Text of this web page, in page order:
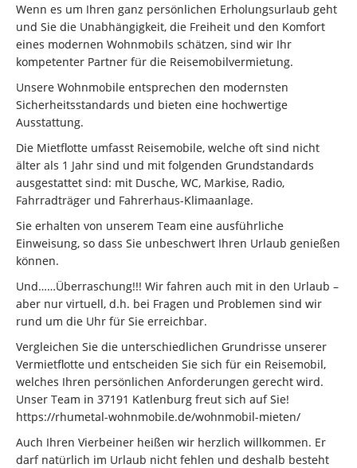
Wenn es um Ihren ganz persönlichen Erholungsurlaub geht
und Sie die Unabhängigkeit, die Freiheit und den Komfort
eines modernen Wohnmobils schätzen, sind wir Ihr
kompetenter Partner für die Reisemobilvermietung.
Unsere Wohnmobile entsprechen den modernsten
Sicherheitsstandards und bieten eine hochwertige
Ausstattung.
Die Mietflotte umfasst Reisemobile, welche oft sind nicht
älter als 1 Jahr sind und mit folgenden Grundstandards
ausgestattet sind: mit Dusche, WC, Markise, Radio,
Fahrradträger und Fahrerhaus-Klimaanlage.
Sie erhalten von unserem Team eine ausführliche
Einweisung, so dass Sie unbeschwert Ihren Urlaub genießen
können.
Und……Überraschung!!! Wir fahren auch mit in den Urlaub –
aber nur virtuell, d.h. bei Fragen und Problemen sind wir
rund um die Uhr für Sie erreichbar.
Vergleichen Sie die unterschiedlichen Grundrisse unserer
Vermietflotte und entscheiden Sie sich für ein Reisemobil,
welches Ihren persönlichen Anforderungen gerecht wird.
Unser Team in 37191 Katlenburg freut sich auf Sie!
https://rhumetal-wohnmobile.de/wohnmobil-mieten/
Auch Ihren Vierbeiner heißen wir herzlich willkommen. Er
darf natürlich im Urlaub nicht fehlen und deshalb besteht